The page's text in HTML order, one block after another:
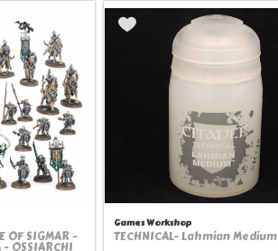
OF SIGMAR -
- OSSIARCHI Quickview
Games Workshop
TECHNICAL- Lahmian Medium